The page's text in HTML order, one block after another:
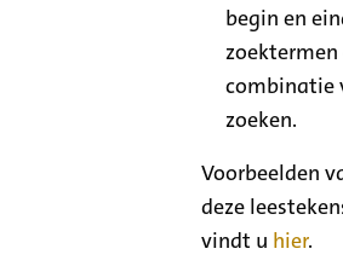
begin en
combinatie
zoeken.
Voorbeelden
deze
vindt u hier.